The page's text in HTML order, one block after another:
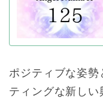
ポジティブな姿勢
ティングな新し